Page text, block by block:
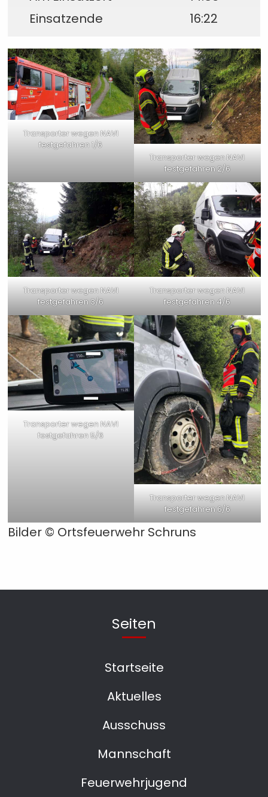
Einsatzende
16:22
Transporter wegen NAVI
festgefahren 1/6
Transporter wegen NAVI
festgefahren 2/6
Transporter wegen NAVI
festgefahren 3/6
Transporter wegen NAVI
festgefahren 4/6
Transporter wegen NAVI
festgefahren 5/6
Transporter wegen NAVI
festgefahren 6/6
Bilder © Ortsfeuerwehr Schruns
Seiten
Startseite
Aktuelles
Ausschuss
Mannschaft
Feuerwehrjugend